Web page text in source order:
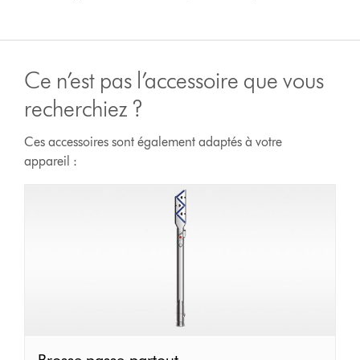
Ce n’est pas l’accessoire que vous
recherchiez ?
Ces accessoires sont également adaptés à votre
appareil :